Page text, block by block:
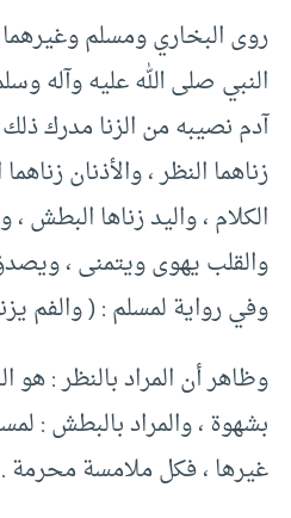
روى البخاري ومسلم
النبي صلى الله عليه وآله
آدم نصيبه من الزنا مدرك ذلك
زناهما النظر ، والأذنان
الكلام ، واليد زناها البطش ،
والقلب يهوى ويتمنى ،
وفي رواية لمسلم : ( والفم
وظاهر أن المراد بالنظر : هو
بشهوة ، والمراد بالبطش :
غيرها ، فكل ملامسة محرمة .